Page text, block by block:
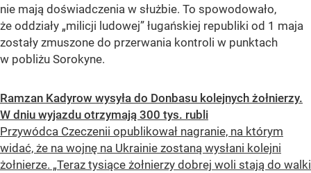
nie mają doświadczenia w służbie. To spowodowało,
że oddziały „milicji ludowej” ługańskiej republiki od 1 maja
zostały zmuszone do przerwania kontroli w punktach
w pobliżu Sorokyne.
Ramzan Kadyrow wysyła do Donbasu kolejnych żołnierzy.
W dniu wyjazdu otrzymają 300 tys. rubli
Przywódca Czeczenii opublikował nagranie, na którym
widać, że na wojnę na Ukrainie zostaną wysłani kolejni
żołnierze. „Teraz tysiące żołnierzy dobrej woli stają do walki